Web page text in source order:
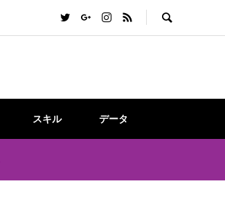
スキル データ